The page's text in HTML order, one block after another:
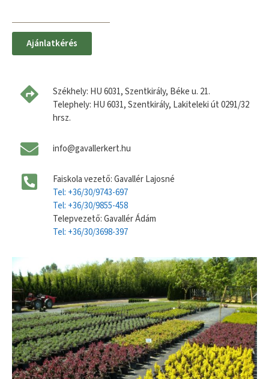
Ajánlatkérés
Székhely: HU 6031, Szentkirály, Béke u. 21.
Telephely: HU 6031, Szentkirály, Lakiteleki út 0291/32
hrsz.
info@gavallerkert.hu
Faiskola vezető: Gavallér Lajosné
Tel: +36/30/9743-697
Tel: +36/30/9855-458
Telepvezető: Gavallér Ádám
Tel: +36/30/3698-397